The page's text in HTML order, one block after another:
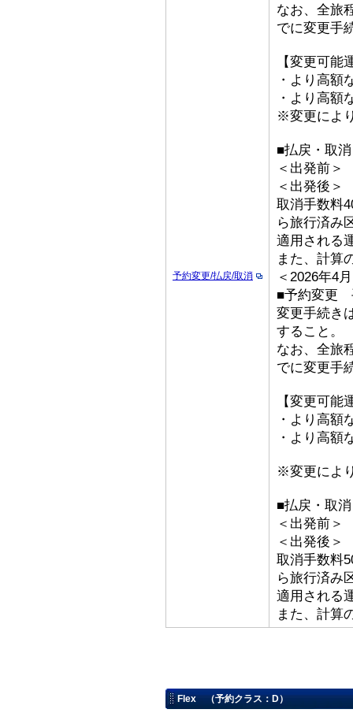
予約変更/払戻/取消
なお、全旅
でに変更手
【変更可能
・より高額
・より高額
※変更によ
■払戻・取消
＜出発前＞
＜出発後＞
取消手数料
ら旅行済み
適用される
また、計算
＜2026年4
■予約変更
変更手続き
すること。
なお、全旅
でに変更手
【変更可能
・より高額
・より高額
※変更によ
■払戻・取
＜出発前＞
＜出発後＞
取消手数料
ら旅行済み
適用される
また、計算
Flex （予約クラス：D）